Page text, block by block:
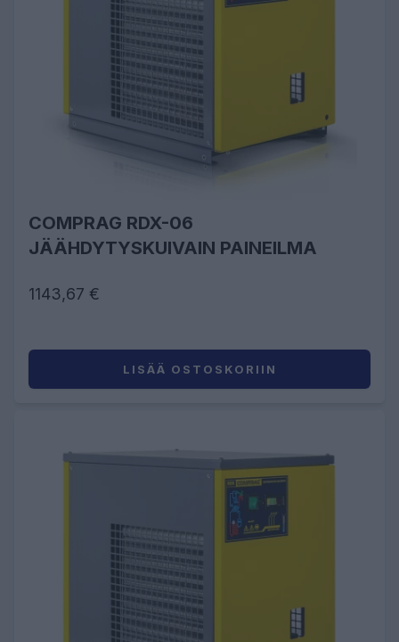
COMPRAG RDX-06
JÄÄHDYTYSKUIVAIN PAINEILMA
1143,67 €
LISÄÄ OSTOSKORIIN